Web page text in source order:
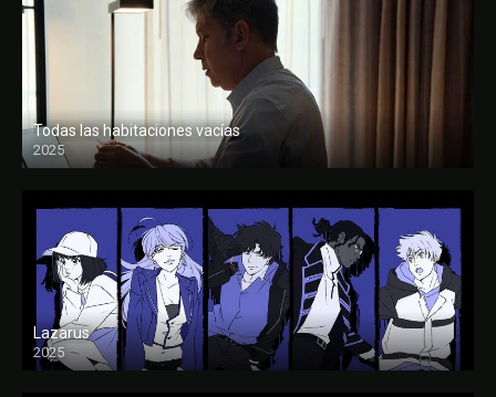
Todas las habitaciones vacías
2025
FULL HD
Lazarus
2025